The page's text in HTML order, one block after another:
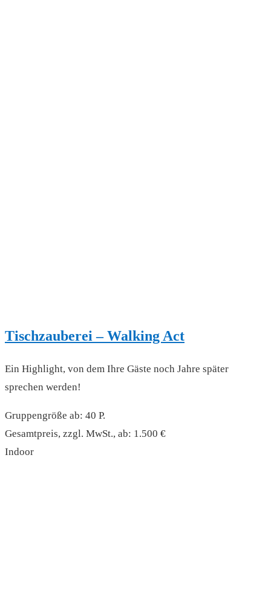
Tischzauberei – Walking Act
Ein Highlight, von dem Ihre Gäste noch Jahre später
sprechen werden!
Gruppengröße ab: 40 P.
Gesamtpreis, zzgl. MwSt., ab: 1.500 €
Indoor